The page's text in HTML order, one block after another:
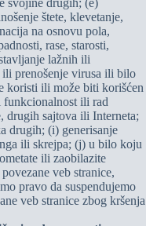
svojine drugih; (e)
štete, klevetanje,
na osnovu pola,
rase, starosti,
lažnih ili
prenošenje virusa ili bilo
koristi ili može biti korišćen
ili rad
drugih sajtova ili Interneta;
drugih; (i) generisanje
ili skrejpa; (j) u bilo koju
ili zaobilazite
veb stranice,
pravo da suspendujemo
veb stranice zbog kršenja